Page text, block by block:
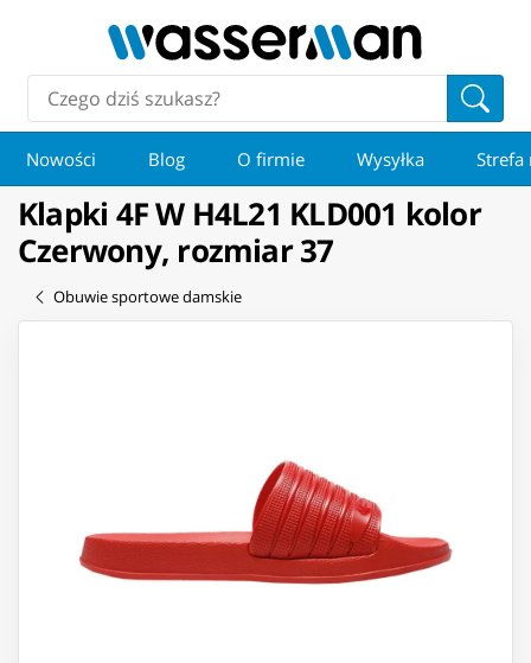
Nowości Blog O firmie Wysyłka Strefa
Klapki 4F W H4L21 KLD001 kolor
Czerwony, rozmiar 37
Obuwie sportowe damskie